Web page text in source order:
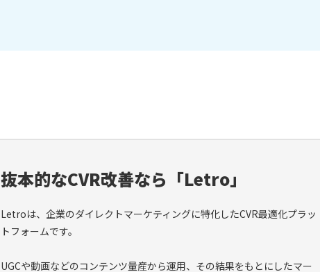
抜本的なCVR改善なら「Letro」
Letroは、企業のダイレクトマーケティングに特化したCVR最適化プラッ
トフォームです。
UGCや動画などのコンテンツ量産から運用、その結果をもとにしたマー